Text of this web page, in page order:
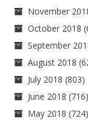
November
October 2018
September
August 2018
July 2018 (803)
June 2018 (716)
May 2018 (724)